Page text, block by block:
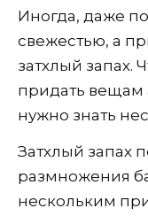
Иногда, даже
свежестью, а
затхлый запах.
придать вещам
нужно знать
Затхлый запах
размножения
нескольким